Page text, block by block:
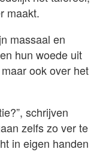
maakt.
massaal en
hun woede uit
ook over het
schrijven
zelfs zo ver te
in eigen handen